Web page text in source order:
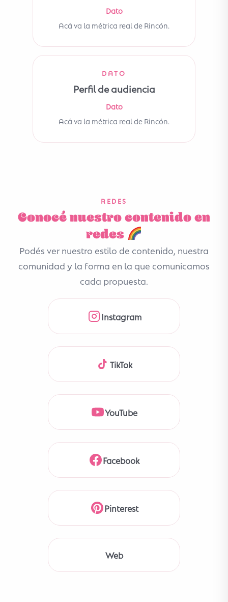
Dato
Acá va la métrica real de Rincón.
DATO
Perfil de audiencia
Dato
Acá va la métrica real de Rincón.
REDES
Conocé nuestro contenido en
redes
Podés ver nuestro estilo de contenido, nuestra
comunidad y la forma en la que comunicamos
cada propuesta.
Instagram
TikTok
YouTube
Facebook
Pinterest
Web